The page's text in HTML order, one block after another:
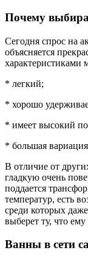
Почему
Сегодня спрос на
объясняется
характеристиками
* легкий;
* хорошо
* имеет высокий
* большая
В отличие от
гладкую очень
поддается
температур, есть
среди которых
выберет ту, что
Ванны в сети